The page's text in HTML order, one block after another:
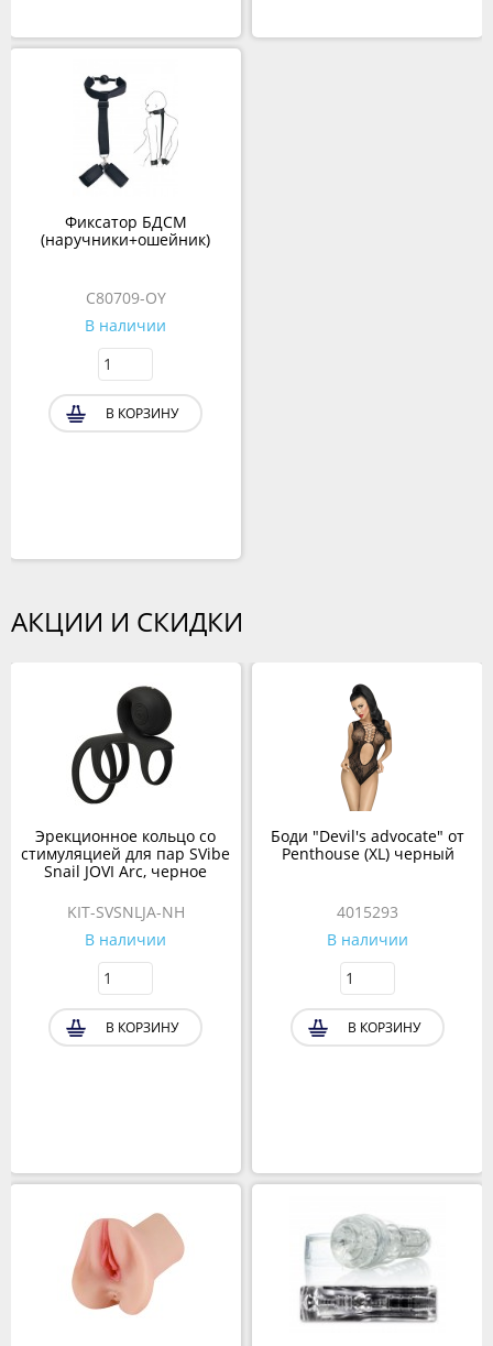
Фиксатор БДСМ
(наручники+ошейник)
C80709-OY
В наличии
В КОРЗИНУ
АКЦИИ И СКИДКИ
Эрекционное кольцо со
стимуляцией для пар SVibe
Snail JOVI Arc, черное
KIT-SVSNLJA-NH
В наличии
В КОРЗИНУ
Боди "Devil's advocate" от
Penthouse (XL) черный
4015293
В наличии
В КОРЗИНУ